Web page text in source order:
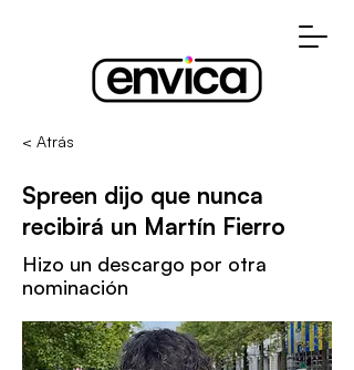
< Atrás
Spreen dijo que nunca
recibirá un Martín Fierro
Hizo un descargo por otra
nominación